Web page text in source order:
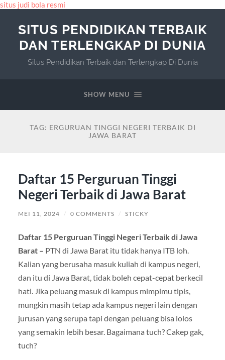
situs judi bola resmi
SITUS PENDIDIKAN TERBAIK
DAN TERLENGKAP DI DUNIA
Situs Pendidikan Terbaik dan Terlengkap Di Dunia
SHOW MENU
TAG: ERGURUAN TINGGI NEGERI TERBAIK DI
JAWA BARAT
Daftar 15 Perguruan Tinggi
Negeri Terbaik di Jawa Barat
MEI 11, 2024 / 0 COMMENTS / STICKY
Daftar 15 Perguruan Tinggi Negeri Terbaik di Jawa
Barat – PTN di Jawa Barat itu tidak hanya ITB loh.
Kalian yang berusaha masuk kuliah di kampus negeri,
dan itu di Jawa Barat, tidak boleh cepat-cepat berkecil
hati. Jika peluang masuk di kampus mimpimu tipis,
mungkin masih tetap ada kampus negeri lain dengan
jurusan yang serupa tapi dengan peluang bisa lolos
yang semakin lebih besar. Bagaimana tuch? Cakep gak,
tuch?